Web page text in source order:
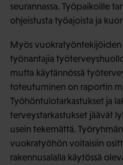
seurannassa. Työpaikoille
ohjeistusta työajoista ja
Myös
työnantajia
mutta käytännössä
toteutuminen on raportin
Työhöntulotarkastukset ja
terveystarkastukset jäävät
usein tekemättä.
vuokratyöhön voitaisiin
rakennusalalla käytössä